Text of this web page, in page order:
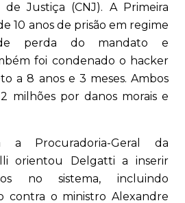
de Justiça (CNJ). A Primeira
10 anos de prisão em regime
perda do mandato e
foi condenado o hacker
a 8 anos e 3 meses. Ambos
milhões por danos morais e
Procuradoria-Geral da
orientou Delgatti a inserir
no sistema, incluindo
contra o ministro Alexandre